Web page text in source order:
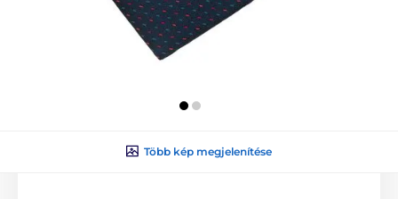
Több kép megjelenítése